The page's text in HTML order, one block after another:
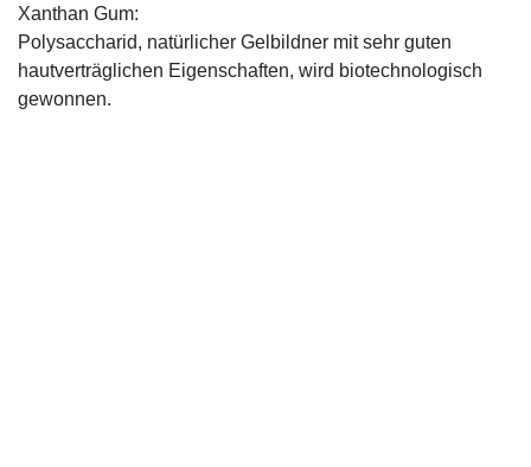
Xanthan Gum:
Polysaccharid, natürlicher Gelbildner mit sehr guten
hautverträglichen Eigenschaften, wird biotechnologisch
gewonnen.